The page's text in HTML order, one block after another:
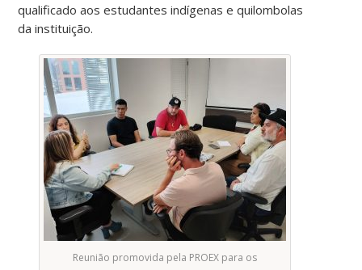
qualificado aos estudantes indígenas e quilombolas
da instituição.
Reunião promovida pela PROEX para os